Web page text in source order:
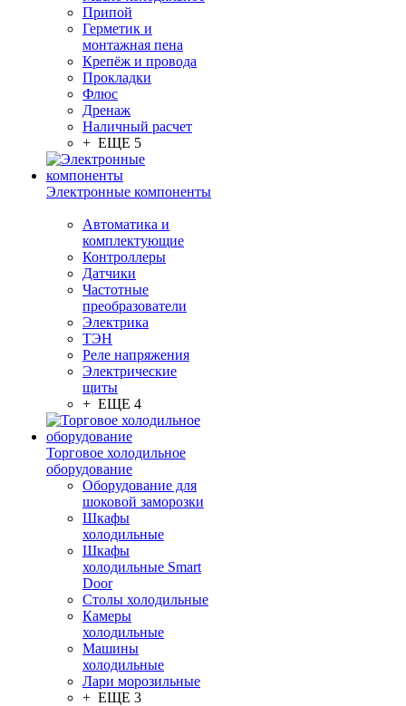
Припой
Герметик и
монтажная пена
Крепёж и провода
Прокладки
Флюс
Дренаж
Наличный расчет
+ ЕЩЕ 5
Электронные компоненты
Автоматика и
комплектующие
Контроллеры
Датчики
Частотные
преобразователи
Электрика
ТЭН
Реле напряжения
Электрические
щиты
+ ЕЩЕ 4
Торговое холодильное
оборудование
Оборудование для
шоковой заморозки
Шкафы
холодильные
Шкафы
холодильные Smart
Door
Столы холодильные
Камеры
холодильные
Машины
холодильные
Лари морозильные
+ ЕЩЕ 3